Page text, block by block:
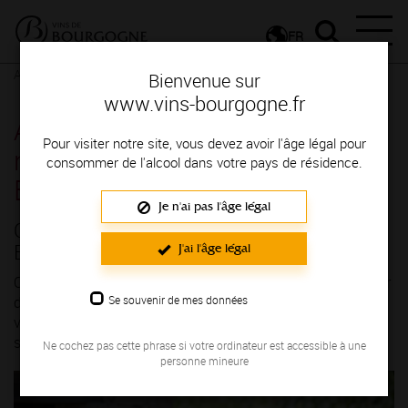
Bienvenue sur
www.vins-bourgogne.fr
Pour visiter notre site, vous devez avoir l'âge légal pour
consommer de l'alcool dans votre pays de résidence.
Je n'ai pas l'âge légal
J'ai l'âge légal
Se souvenir de mes données
Ne cochez pas cette phrase si votre ordinateur est accessible à une
personne mineure
FR
Dernières nouvelles Dernières nouvelles détail
Actualités - Cet été, partez à la
rencontre des vins de
Bourgogne
Cet été, partez à la rencontre des vins de
des vignes de Bourgogne. Entre paysages vallonnés,
savoure autant qu’elle se découvre.